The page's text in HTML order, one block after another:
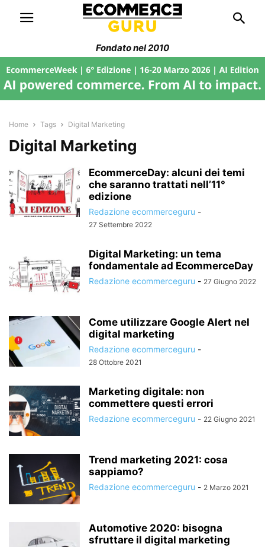
Fondato nel 2010
Home Tags Digital Marketing
Digital Marketing
EcommerceDay: alcuni dei temi
che saranno trattati nell’11°
edizione
Redazione ecommerceguru -
27 Settembre 2022
Digital Marketing: un tema
fondamentale ad EcommerceDay
Redazione ecommerceguru - 27 Giugno 2022
Come utilizzare Google Alert nel
digital marketing
Redazione ecommerceguru -
28 Ottobre 2021
Marketing digitale: non
commettere questi errori
Redazione ecommerceguru - 22 Giugno 2021
Trend marketing 2021: cosa
sappiamo?
Redazione ecommerceguru - 2 Marzo 2021
Automotive 2020: bisogna
sfruttare il digital marketing